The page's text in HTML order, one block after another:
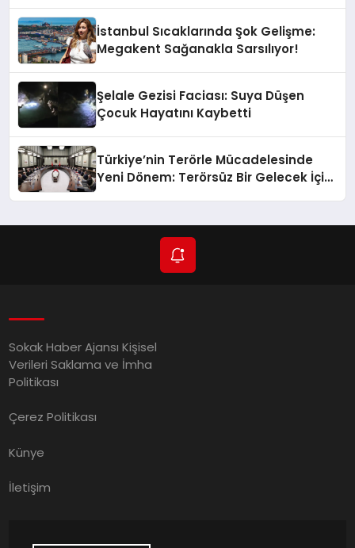
İstanbul Sıcaklarında Şok Gelişme:
Megakent Sağanakla Sarsılıyor!
Şelale Gezisi Faciası: Suya Düşen
Çocuk Hayatını Kaybetti
Türkiye’nin Terörle Mücadelesinde
Yeni Dönem: Terörsüz Bir Gelecek İçin
Sokak Haber Ajansı Kişisel
Verileri Saklama ve İmha
Politikası
Çerez Politikası
Künye
İletişim